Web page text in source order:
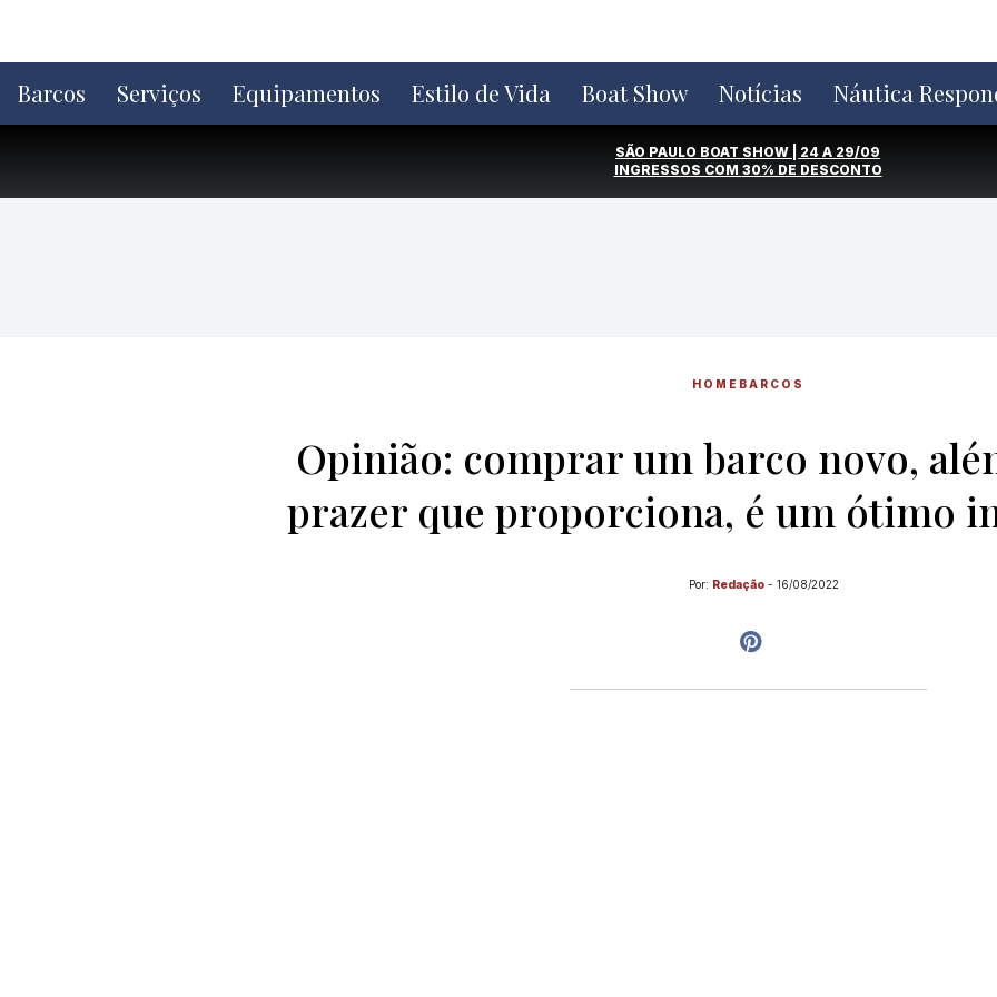
o
conteúdo
Barcos Serviços Equipamentos Estilo de Vida Boat Show Notícias Náutica
SÃO PAULO BOAT SHOW | 24 A 29/09
INGRESSOS COM 30% DE DESCONTO
HOME BARCOS
Opinião: comprar um barco novo,
prazer que proporciona, é um ótimo
Por: Redação - 16/08/2022